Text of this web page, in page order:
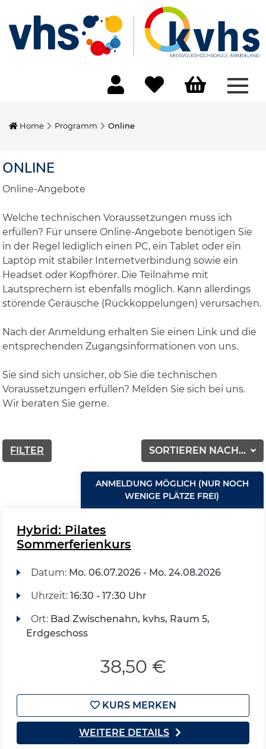
Home Programm Online
ONLINE
Online-Angebote
Welche technischen Voraussetzungen muss ich
erfüllen? Für unsere Online-Angebote benötigen Sie
in der Regel lediglich einen PC, ein Tablet oder ein
Laptop mit stabiler Internetverbindung sowie ein
Headset oder Kopfhörer. Die Teilnahme mit
Lautsprechern ist ebenfalls möglich. Kann allerdings
störende Geräusche (Rückkoppelungen) verursachen.
Nach der Anmeldung erhalten Sie einen Link und die
entsprechenden Zugangsinformationen von uns.
Sie sind sich unsicher, ob Sie die technischen
Voraussetzungen erfüllen? Melden Sie sich bei uns.
Wir beraten Sie gerne.
SORTIEREN NACH...
FILTER
ANMELDUNG MÖGLICH (NUR NOCH
WENIGE PLÄTZE FREI)
Hybrid: Pilates
Sommerferienkurs
Datum: Mo. 06.07.2026 - Mo. 24.08.2026
Uhrzeit: 16:30 - 17:30 Uhr
Ort: Bad Zwischenahn, kvhs, Raum 5,
Erdgeschoss
38,50 €
KURS MERKEN
WEITERE DETAILS